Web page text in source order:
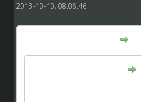
2013-10-10, 08:06:46